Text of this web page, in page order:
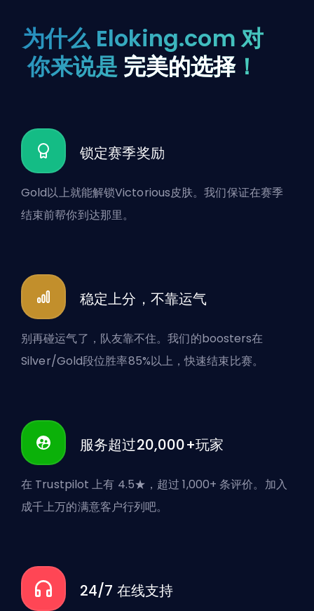
为什么 Eloking.com 对
你来说是 完美的选择！
锁定赛季奖励
Gold以上就能解锁Victorious皮肤。我们保证在赛季
结束前帮你到达那里。
稳定上分，不靠运气
别再碰运气了，队友靠不住。我们的boosters在
Silver/Gold段位胜率85%以上，快速结束比赛。
服务超过20,000+玩家
在 Trustpilot 上有 4.5★，超过 1,000+ 条评价。加入
成千上万的满意客户行列吧。
24/7 在线支持